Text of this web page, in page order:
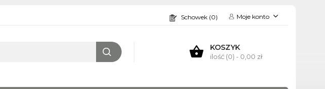
Schowek (0) Moje konto
KOSZYK
ilość (0) - 0,00 zł